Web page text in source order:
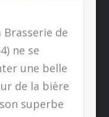
Brasserie de
ne se
une belle
de la bière
superbe